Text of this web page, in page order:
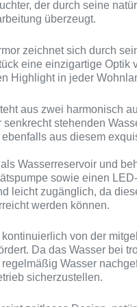
der durch seine
überzeugt.
zeichnet sich durch
eine einzigartige Optik
Highlight in jeder
aus zwei harmonisch
senkrecht stehenden
aus diesem
Wasserreservoir und
sowie einen
leicht zugänglich, da
werden können.
von der
Da das Wasser bei
Wasser
sicherzustellen.